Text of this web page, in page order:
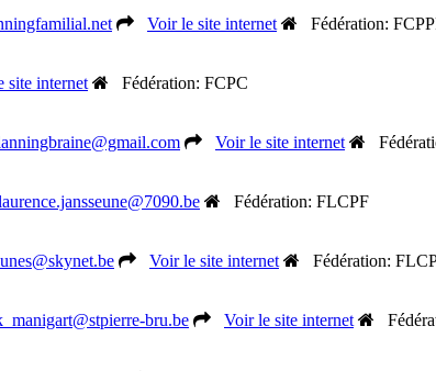
Voir le site internet Fédération:
site internet
Fédération: FCPC
Voir le site internet
Fédération: FLCPF
Voir le site internet Fédération:
bru.be Voir le site internet